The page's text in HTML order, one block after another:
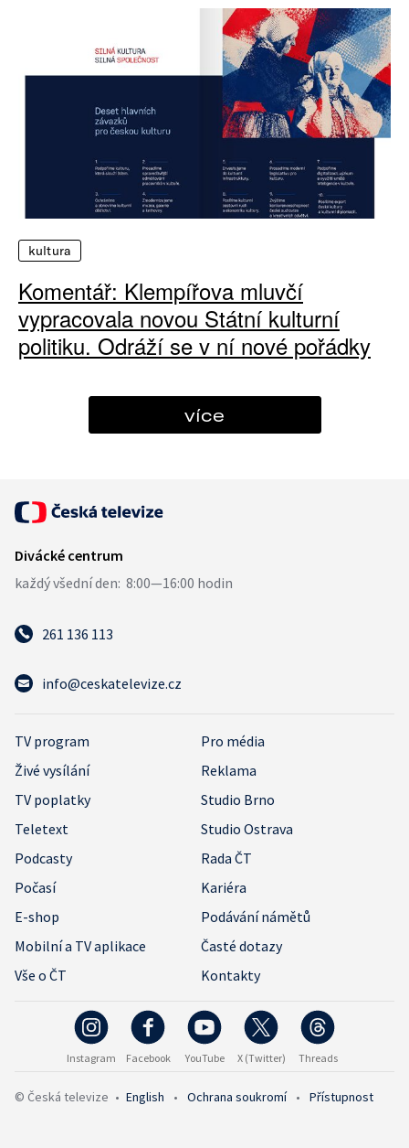
kultura
Komentář: Klempířova mluvčí
vypracovala novou Státní kulturní
politiku. Odráží se v ní nové pořádky
více
261 136 113
info@ceskatelevize.cz
TV program
Pro média
Živé vysílání
Reklama
TV poplatky
Studio Brno
Teletext
Studio Ostrava
Podcasty
Rada ČT
Počasí
Kariéra
E-shop
Podávání námětů
Mobilní a TV aplikace
Časté dotazy
Vše o ČT
Kontakty
Instagram Facebook YouTube X (Twitter) Threads
© Česká televize • English • Ochrana soukromí • Přístupnost